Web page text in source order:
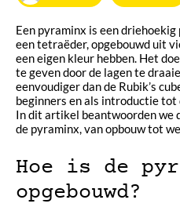
Een pyraminx is een
een tetraëder, opgebouwd uit
een eigen kleur hebben. Het
te geven door de lagen te
eenvoudiger dan de Rubik’s
beginners en als introductie
In dit artikel beantwoorden we
de pyraminx, van opbouw tot
Hoe is de
opgebouwd?